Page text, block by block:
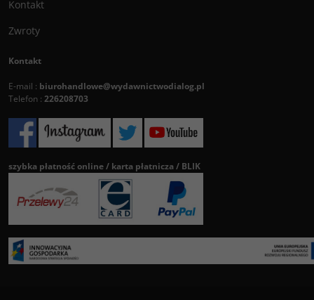
Kontakt
Zwroty
Kontakt
E-mail : biurohandlowe@wydawnictwodialog.pl
Telefon : 226208703
szybka płatność online / karta płatnicza / BLIK